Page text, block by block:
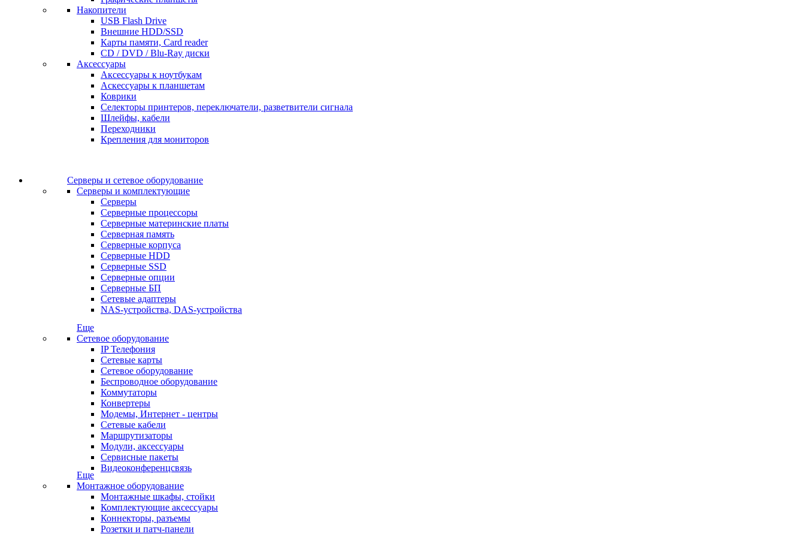
Накопители
USB Flash Drive
Внешние HDD/SSD
Карты памяти, Card reader
CD / DVD / Blu-Ray диски
Аксессуары
Аксессуары к ноутбукам
Аскессуары к планшетам
Коврики
Селекторы принтеров, переключатели, разветвители сигнала
Шлейфы, кабели
Переходники
Крепления для мониторов
Серверы и сетевое оборудование
Серверы и комплектующие
Серверы
Серверные процессоры
Серверные материнские платы
Серверная память
Серверные корпуса
Серверные HDD
Серверные SSD
Серверные опции
Серверные БП
Сетевые адаптеры
NAS-устройства, DAS-устройства
Еще
Сетевое оборудование
IP Телефония
Сетевые карты
Сетевое оборудование
Беспроводное оборудование
Коммутаторы
Конвертеры
Модемы, Интернет - центры
Сетевые кабели
Маршрутизаторы
Модули, аксессуары
Сервисные пакеты
Видеоконференцсвязь
Еще
Монтажное оборудование
Монтажные шкафы, стойки
Комплектующие аксессуары
Коннекторы, разъемы
Розетки и патч-панели